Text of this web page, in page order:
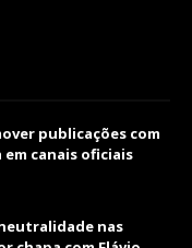
publicações com
canais oficiais
nas